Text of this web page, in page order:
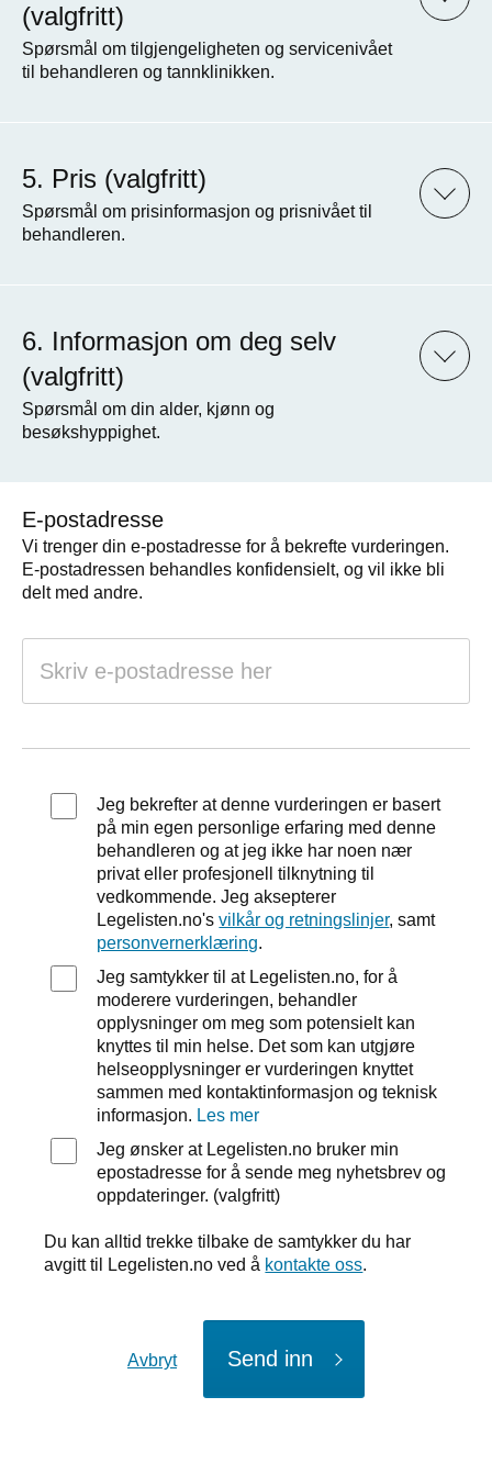
(valgfritt)
Spørsmål om tilgjengeligheten og servicenivået
til behandleren og tannklinikken.
Pris (valgfritt)
Spørsmål om prisinformasjon og prisnivået til
behandleren.
Informasjon om deg selv
(valgfritt)
Spørsmål om din alder, kjønn og
besøkshyppighet.
E-postadresse
Vi trenger din e-postadresse for å bekrefte vurderingen.
E-postadressen behandles konfidensielt, og vil ikke bli
delt med andre.
Jeg bekrefter at denne vurderingen er basert
på min egen personlige erfaring med denne
behandleren og at jeg ikke har noen nær
privat eller profesjonell tilknytning til
vedkommende. Jeg aksepterer
Legelisten.no'svilkår og retningslinjer, samt
personvernerklæring.
Jeg samtykker til at Legelisten.no, for å
moderere vurderingen, behandler
opplysninger om meg som potensielt kan
knyttes til min helse. Det som kan utgjøre
helseopplysninger er vurderingen knyttet
sammen med kontaktinformasjon og teknisk
informasjon. Les mer
Jeg ønsker at Legelisten.no bruker min
epostadresse for å sende meg nyhetsbrev og
oppdateringer. (valgfritt)
Du kan alltid trekke tilbake de samtykker du har
avgitt til Legelisten.no ved å kontakte oss.
Avbryt Send inn